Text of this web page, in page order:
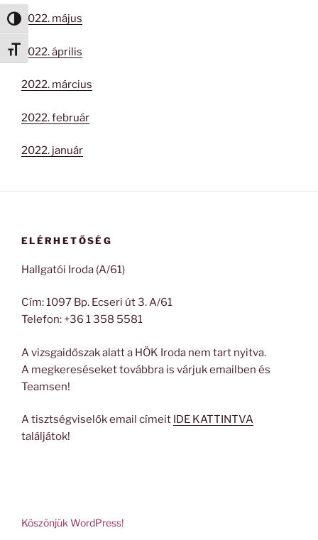
Nagy kontraszt váltása
Betűméret váltása
2022. május
2022. április
2022. március
2022. február
2022. január
ELÉRHETŐSÉG
Hallgatói Iroda (A/61)
Cím: 1097 Bp. Ecseri út 3. A/61
Telefon: +36 1 358 5581
A vizsgaidőszak alatt a HÖK Iroda nem tart nyitva.
A megkereséseket továbbra is várjuk emailben és
Teamsen!
A tisztségviselők email címeit IDE KATTINTVA
találjátok!
Köszönjük WordPress!